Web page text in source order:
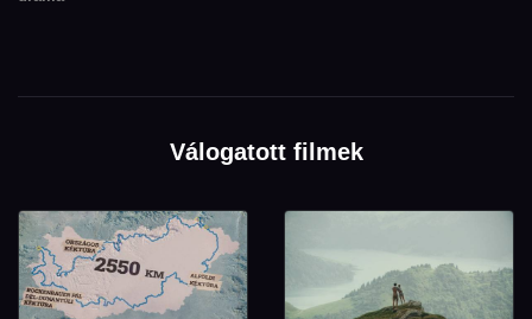
Válogatott filmek